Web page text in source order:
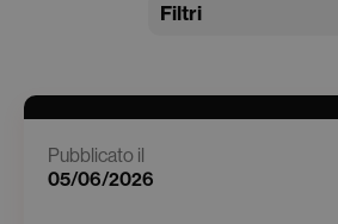
Filtri
Pubblicato il
05/06/2026